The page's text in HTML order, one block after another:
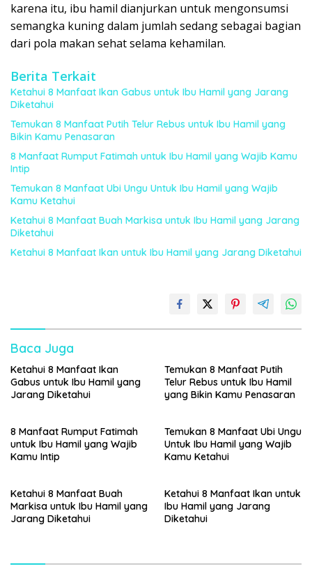
karena itu, ibu hamil dianjurkan untuk mengonsumsi
semangka kuning dalam jumlah sedang sebagai bagian
dari pola makan sehat selama kehamilan.
Berita Terkait
Ketahui 8 Manfaat Ikan Gabus untuk Ibu Hamil yang Jarang
Diketahui
Temukan 8 Manfaat Putih Telur Rebus untuk Ibu Hamil yang
Bikin Kamu Penasaran
8 Manfaat Rumput Fatimah untuk Ibu Hamil yang Wajib Kamu
Intip
Temukan 8 Manfaat Ubi Ungu Untuk Ibu Hamil yang Wajib
Kamu Ketahui
Ketahui 8 Manfaat Buah Markisa untuk Ibu Hamil yang Jarang
Diketahui
Ketahui 8 Manfaat Ikan untuk Ibu Hamil yang Jarang Diketahui
Baca Juga
Ketahui 8 Manfaat Ikan
Gabus untuk Ibu Hamil yang
Jarang Diketahui
Temukan 8 Manfaat Putih
Telur Rebus untuk Ibu Hamil
yang Bikin Kamu Penasaran
8 Manfaat Rumput Fatimah
untuk Ibu Hamil yang Wajib
Kamu Intip
Temukan 8 Manfaat Ubi Ungu
Untuk Ibu Hamil yang Wajib
Kamu Ketahui
Ketahui 8 Manfaat Buah
Markisa untuk Ibu Hamil yang
Jarang Diketahui
Ketahui 8 Manfaat Ikan untuk
Ibu Hamil yang Jarang
Diketahui